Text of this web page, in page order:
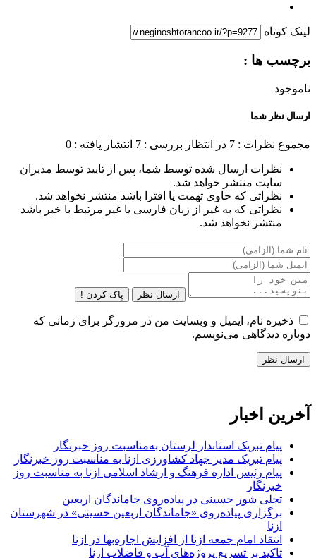
لینک کوتاه
برچسب ها :
ناموجود
ارسال نظر شما
مجموع نظرات : 7 در انتظار بررسی : 7 انتشار یافته : 0
نظرات ارسال شده توسط شما، پس از تایید توسط مدیران
سایت منتشر خواهد شد.
نظراتی که حاوی تهمت یا افترا باشد منتشر نخواهد شد.
نظراتی که به غیر از زبان فارسی یا غیر مرتبط با خبر باشد
منتشر نخواهد شد.
ارسال نظر پاک کردن !
ذخیره نام، ایمیل و وبسایت من در مرورگر برای زمانی که
دوباره دیدگاهی می‌نویسم.
آخرین اخبار
پیام تبریک استاندار لرستان به‌مناسبت روز خبرنگار
پیام تبریک مدیر جهاد کشاورزی ازنا به مناسبت روز خبرنگار
پیام رئیس اداره فرهنگ و ارشاد اسلامی ازنا به مناسبت روز
خبرنگار
تجلی شور حسینی در پیاده‌روی جاماندگان اربعین
برگزاری پیاده‌روی «جاماندگان اربعین حسینی» در شهرستان
ازنا
انتقاد امام جمعه ازنا از افزایش اجاره‌بها در ازنا
تاکید بر تسریع پروژه‌های آب و فاضلاب ازنا